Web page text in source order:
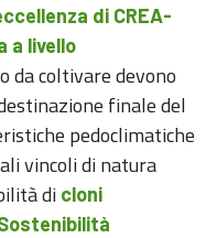
di CREA-
a livello
da coltivare devono
finale del
pedoclimatiche
vincoli di natura
di cloni